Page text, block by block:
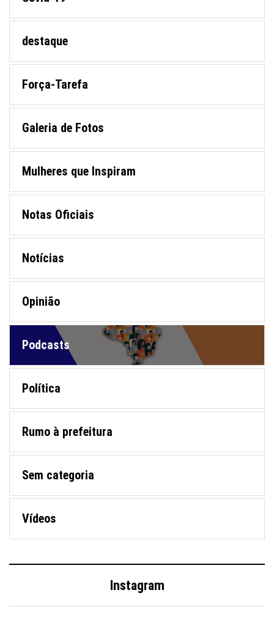
destaque
Força-Tarefa
Galeria de Fotos
Mulheres que Inspiram
Notas Oficiais
Notícias
Opinião
Podcasts
Política
Rumo à prefeitura
Sem categoria
Vídeos
Instagram